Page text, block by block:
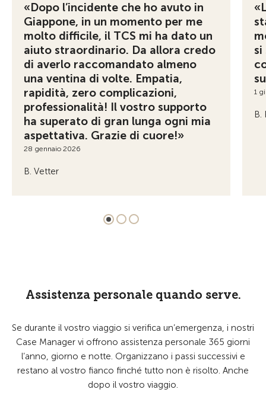
«Dopo l’incidente che ho avuto in
Giappone, in un momento per me
molto difficile, il TCS mi ha dato un
aiuto straordinario. Da allora credo
di averlo raccomandato almeno
una ventina di volte. Empatia,
rapidità, zero complicazioni,
professionalità! Il vostro supporto
ha superato di gran lunga ogni mia
aspettativa. Grazie di cuore!»
28 gennaio 2026
B. Vetter
si
1
B.
Assistenza personale quando serve.
Se durante il vostro viaggio si verifica un’emergenza, i nostri
Case Manager vi offrono assistenza personale 365 giorni
l’anno, giorno e notte. Organizzano i passi successivi e
restano al vostro fianco finché tutto non è risolto. Anche
dopo il vostro viaggio.